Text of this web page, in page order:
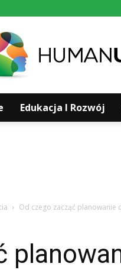
Edukacja I Rozwój
Od czego zacząć planowanie